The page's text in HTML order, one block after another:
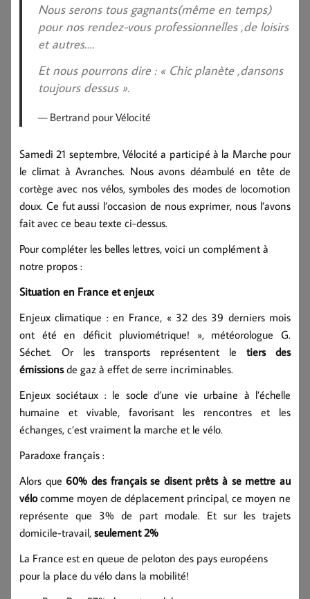
Nous serons tous gagnants(même en temps)
pour nos rendez-vous professionnelles ,de loisirs
et autres….
Et nous pourrons dire : « Chic planète ,dansons
toujours dessus ».
Bertrand pour Vélocité
Samedi 21 septembre, Vélocité a participé à la Marche pour
le climat à Avranches. Nous avons déambulé en tête de
cortège avec nos vélos, symboles des modes de locomotion
doux. Ce fut aussi l’occasion de nous exprimer, nous l’avons
fait avec ce beau texte ci-dessus.
Pour compléter les belles lettres, voici un complément à
notre propos :
Situation en France et enjeux
Enjeux climatique : en France, « 32 des 39 derniers mois
ont été en déficit pluviométrique! », météorologue G.
Séchet. Or les transports représentent le tiers des
émissionsde gaz à effet de serre incriminables.
Enjeux sociétaux : le socle d’une vie urbaine à l’échelle
humaine et vivable, favorisant les rencontres et les
échanges, c’est vraiment la marche et le vélo.
Paradoxe français :
Alors que 60% des français se disent prêtsà se mettre au
vélocomme moyen de déplacement principal, ce moyen ne
représente que 3% de part modale. Et sur les trajets
domicile-travail, seulement 2%
La France est en queue de peloton des pays européens
pour la place du vélo dans la mobilité!